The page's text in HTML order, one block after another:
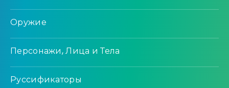
Оружие
Персонажи, Лица и Тела
Руссификаторы